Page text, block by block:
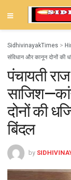
SidhivinayakTimes >
संविधान और कानून दोनों की
पंचायती
दोनों की
बिंदल
by